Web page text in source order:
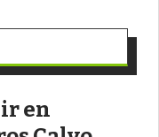
en